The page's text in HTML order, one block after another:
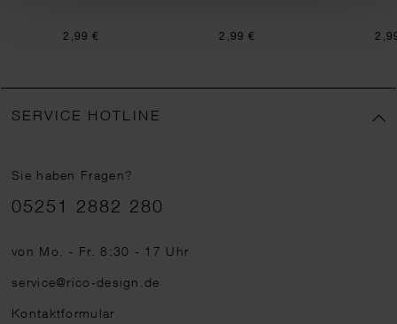
2,99 € 2,99 €
SERVICE HOTLINE
Sie haben Fragen?
Telefonnummer
05251 2882 280
von Mo. - Fr. 8:30 - 17 Uhr
service@rico-design.de
Kontaktformular